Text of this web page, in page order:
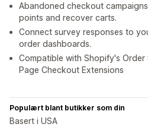
Abandoned checkout
points and recover carts.
Connect survey responses to
order dashboards.
Compatible with Shopify's Order
Page Checkout Extensions
Populært blant butikker som din
Basert i USA